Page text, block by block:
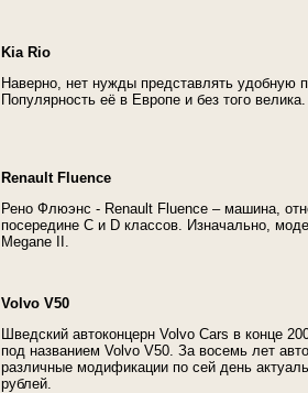
Kia Rio
Наверно, нет нужды представлять удобную
Популярность её в Европе и без того велика.
Renault Fluence
Рено Флюэнс - Renault Fluence – машина,
посередине С и D классов. Изначально,
Megane II.
Volvo V50
Шведский автоконцерн Volvo Cars в конце
под названием Volvo V50. За восемь лет
различные модификации по сей день
рублей.